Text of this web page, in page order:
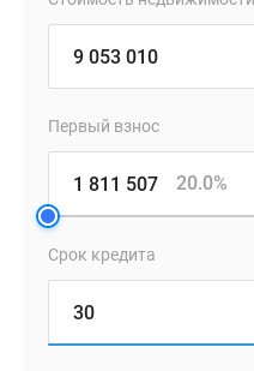
Первый взнос
20.0%
Срок кредита